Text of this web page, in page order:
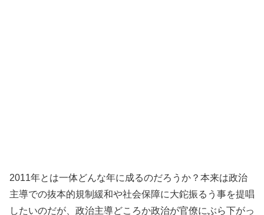
2011年とは一体どんな年に成るのだろうか？本来は政治
主導での抜本的規制緩和や社会保障に大鉈振るう事を提唱
したいのだが、政治主導どころか政治が官僚にぶら下がっ